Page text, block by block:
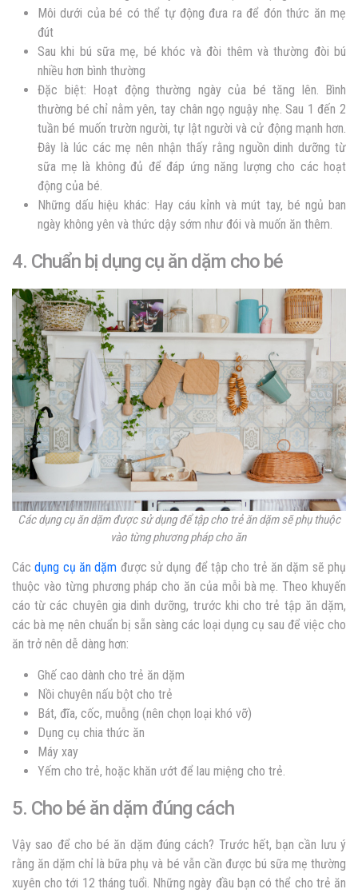
Môi dưới của bé có thể tự động đưa ra để đón thức ăn mẹ
đút
Sau khi bú sữa mẹ, bé khóc và đòi thêm và thường đòi bú
nhiều hơn bình thường
Đặc biệt: Hoạt động thường ngày của bé tăng lên. Bình
thường bé chỉ nằm yên, tay chân ngọ nguậy nhẹ. Sau 1 đến 2
tuần bé muốn trườn người, tự lật người và cử động mạnh hơn.
Đây là lúc các mẹ nên nhận thấy rằng nguồn dinh dưỡng từ
sữa mẹ là không đủ để đáp ứng năng lượng cho các hoạt
động của bé.
Những dấu hiệu khác: Hay cáu kỉnh và mút tay, bé ngủ ban
ngày không yên và thức dậy sớm như đói và muốn ăn thêm.
4. Chuẩn bị dụng cụ ăn dặm cho bé
Các dụng cụ ăn dặm được sử dụng để tập cho trẻ ăn dặm sẽ phụ thuộc
vào từng phương pháp cho ăn
Cácdụng cụ ăn dặm được sử dụng để tập cho trẻ ăn dặm sẽ phụ
thuộc vào từng phương pháp cho ăn của mỗi bà mẹ. Theo khuyến
cáo từ các chuyên gia dinh dưỡng, trước khi cho trẻ tập ăn dặm,
các bà mẹ nên chuẩn bị sẵn sàng các loại dụng cụ sau để việc cho
ăn trở nên dễ dàng hơn:
Ghế cao dành cho trẻ ăn dặm
Nồi chuyên nấu bột cho trẻ
Bát, đĩa, cốc, muỗng (nên chọn loại khó vỡ)
Dụng cụ chia thức ăn
Máy xay
Yếm cho trẻ, hoặc khăn ướt để lau miệng cho trẻ.
5. Cho bé ăn dặm đúng cách
Vậy sao để cho bé ăn dặm đúng cách? Trước hết, bạn cần lưu ý
rằng ăn dặm chỉ là bữa phụ và bé vẫn cần được bú sữa mẹ thường
xuyên cho tới 12 tháng tuổi. Những ngày đầu bạn có thể cho trẻ ăn